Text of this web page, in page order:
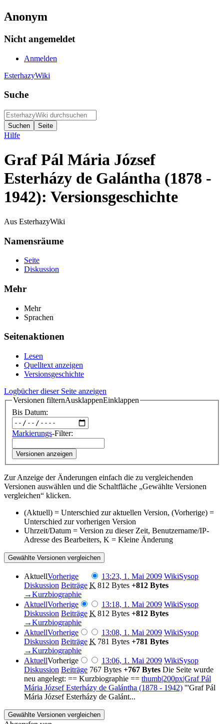
Anonym
Nicht angemeldet
Anmelden
EsterhazyWiki
Suche
Hilfe
Graf Pál Mária József
Esterházy de Galántha (1878 -
1942): Versionsgeschichte
Aus EsterhazyWiki
Namensräume
Seite
Diskussion
Mehr
Mehr
Sprachen
Seitenaktionen
Lesen
Quelltext anzeigen
Versionsgeschichte
Logbücher dieser Seite anzeigen
Versionen filternAusklappenEinklappen
Bis Datum:
Markierungs-Filter:
Versionen anzeigen
Zur Anzeige der Änderungen einfach die zu vergleichenden
Versionen auswählen und die Schaltfläche „Gewählte Versionen
vergleichen“ klicken.
(Aktuell) = Unterschied zur aktuellen Version, (Vorherige) =
Unterschied zur vorherigen Version
Uhrzeit/Datum = Version zu dieser Zeit, Benutzername/IP-
Adresse des Bearbeiters, K = Kleine Änderung
AktuellVorherige 13:23, 1. Mai 2009 WikiSysop
Diskussion Beiträge K 812 Bytes +812 Bytes
→‎Kurzbiographie
AktuellVorherige 13:18, 1. Mai 2009 WikiSysop
Diskussion Beiträge K 812 Bytes +812 Bytes
→‎Kurzbiographie
AktuellVorherige 13:08, 1. Mai 2009 WikiSysop
Diskussion Beiträge K 781 Bytes +781 Bytes
→‎Kurzbiographie
AktuellVorherige 13:06, 1. Mai 2009 WikiSysop
Diskussion Beiträge 767 Bytes +767 Bytes Die Seite wurde
neu angelegt: == Kurzbiographie == thumb|200px|Graf Pál
Mária József Esterházy de Galántha (1878 - 1942) '''Graf Pál
Mária József Esterházy de Galánt...